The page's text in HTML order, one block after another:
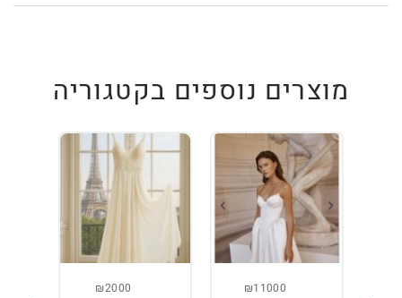
מוצרים נוספים בקטגוריה
₪11000
₪2000